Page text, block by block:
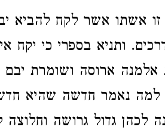
אשתו אשר לקח להביא
ותניא בספרי כי יקח
אלמנה ארוסה ושומרת
למה נאמר חדשה שהיא
לכהן גדול גרושה